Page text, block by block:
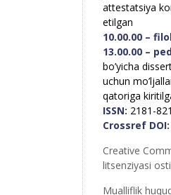
attestatsiya
etilgan
10.00.00 –
13.00.00 –
bo’yicha
uchun
qatoriga
ISSN: 2181-
Crossref DOI:
Creative
litsenziyasi
Mualliflik